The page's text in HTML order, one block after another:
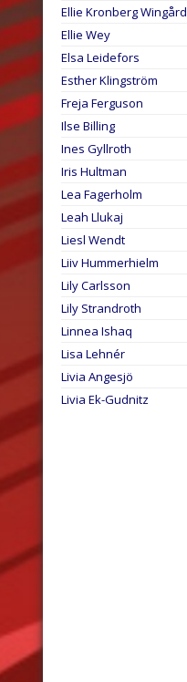
Ellie Kronberg Wingård
Ellie Wey
Elsa Leidefors
Esther Klingström
Freja Ferguson
Ilse Billing
Ines Gyllroth
Iris Hultman
Lea Fagerholm
Leah Llukaj
Liesl Wendt
Liiv Hummerhielm
Lily Carlsson
Lily Strandroth
Linnea Ishaq
Lisa Lehnér
Livia Angesjö
Livia Ek-Gudnitz